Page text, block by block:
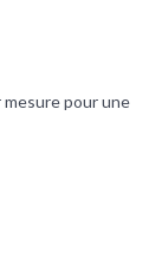
mesure pour une